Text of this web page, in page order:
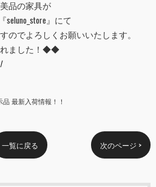
品の家具が
seluno_store』にて
のでよろしくお願いいたします。
ました！◆◆
最新入荷情報！！
一覧に戻る 次のページ >